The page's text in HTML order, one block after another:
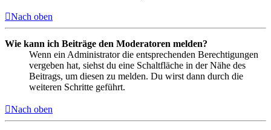
Nach oben
Wie kann ich Beiträge den Moderatoren melden?
Wenn ein Administrator die entsprechenden Berechtigungen
vergeben hat, siehst du eine Schaltfläche in der Nähe des
Beitrags, um diesen zu melden. Du wirst dann durch die
weiteren Schritte geführt.
Nach oben